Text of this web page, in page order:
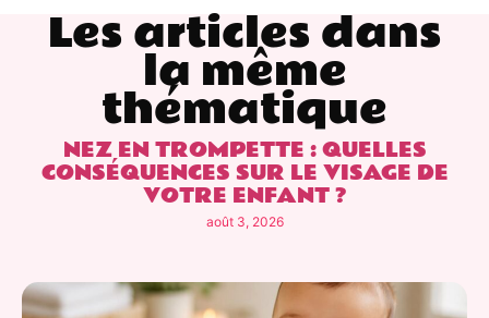
Les articles dans
la même
thématique
NEZ EN TROMPETTE : QUELLES
CONSÉQUENCES SUR LE VISAGE DE
VOTRE ENFANT ?
août 3, 2026